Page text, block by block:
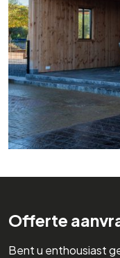
Offerte
Bent u enthousiast